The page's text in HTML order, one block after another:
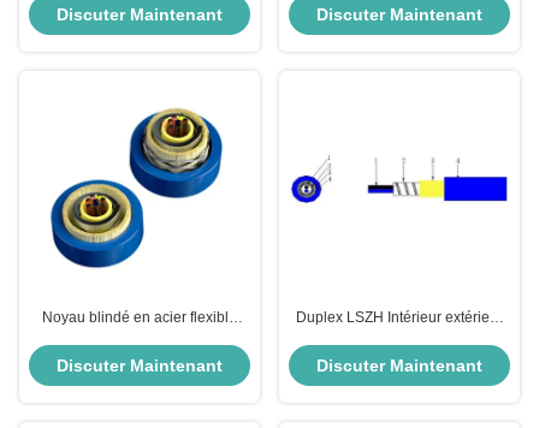
câble blindé
Discuter Maintenant
blindée 2-4 noyau
Discuter Maintenant
Noyau blindé en acier flexible
HXCOWO 10 de fibre
Discuter Maintenant
Duplex LSZH Intérieur extérieur
en acier fibre blindée câble
Discuter Maintenant